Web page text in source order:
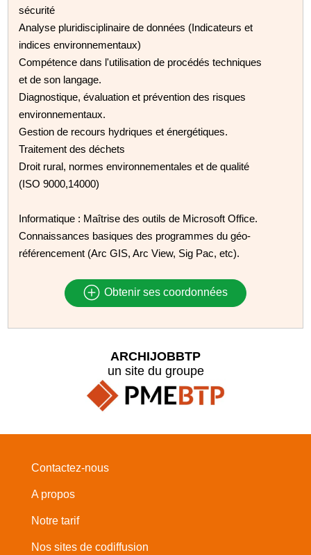
sécurité
Analyse pluridisciplinaire de données (Indicateurs et
indices environnementaux)
Compétence dans l'utilisation de procédés techniques
et de son langage.
Diagnostique, évaluation et prévention des risques
environnementaux.
Gestion de recours hydriques et énergétiques.
Traitement des déchets
Droit rural, normes environnementales et de qualité
(ISO 9000,14000)
Informatique : Maîtrise des outils de Microsoft Office.
Connaissances basiques des programmes du géo-
référencement (Arc GIS, Arc View, Sig Pac, etc).
Obtenir ses coordonnées
ARCHIJOBBTP
un site du groupe
Contactez-nous
A propos
Notre tarif
Nos sites de codiffusion